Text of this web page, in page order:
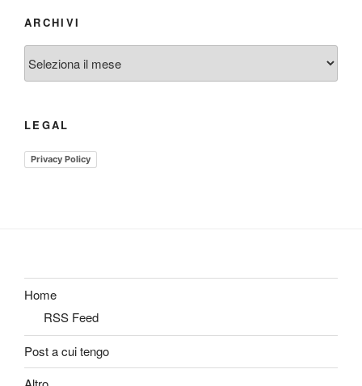
ARCHIVI
LEGAL
Privacy Policy
Home
RSS Feed
Post a cui tengo